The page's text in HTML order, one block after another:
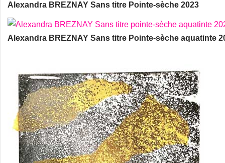
Alexandra BREZNAY Sans titre Pointe-sèche 2023
Alexandra BREZNAY Sans titre Pointe-sèche aquatinte